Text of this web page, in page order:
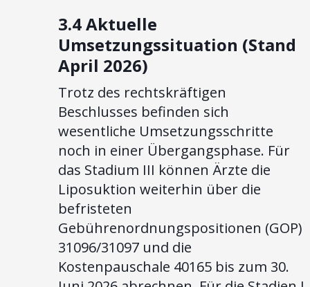
3.4 Aktuelle
Umsetzungssituation (Stand
April 2026)
Trotz des rechtskräftigen
Beschlusses befinden sich
wesentliche Umsetzungsschritte
noch in einer Übergangsphase. Für
das Stadium III können Ärzte die
Liposuktion weiterhin über die
befristeten
Gebührenordnungspositionen (GOP)
31096/31097 und die
Kostenpauschale 40165 bis zum 30.